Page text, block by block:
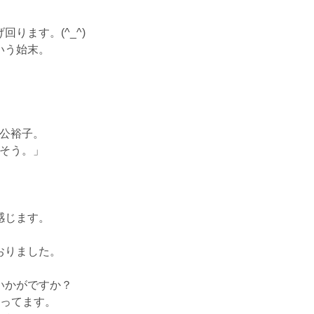
回ります。(^_^)
始末。
裕子。
う。」
ます。
ました。
がですか？
てます。